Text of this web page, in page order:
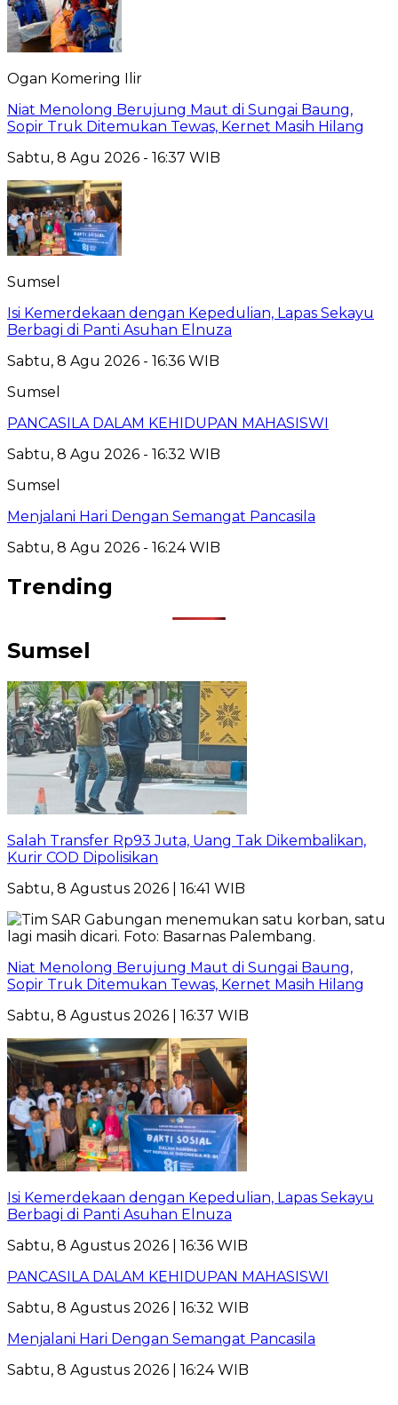
Ogan Komering Ilir
Niat Menolong Berujung Maut di Sungai Baung,
Sopir Truk Ditemukan Tewas, Kernet Masih Hilang
Sabtu, 8 Agu 2026 - 16:37 WIB
Sumsel
Isi Kemerdekaan dengan Kepedulian, Lapas Sekayu
Berbagi di Panti Asuhan Elnuza
Sabtu, 8 Agu 2026 - 16:36 WIB
Sumsel
PANCASILA DALAM KEHIDUPAN MAHASISWI
Sabtu, 8 Agu 2026 - 16:32 WIB
Sumsel
Menjalani Hari Dengan Semangat Pancasila
Sabtu, 8 Agu 2026 - 16:24 WIB
Trending
Sumsel
Salah Transfer Rp93 Juta, Uang Tak Dikembalikan,
Kurir COD Dipolisikan
Sabtu, 8 Agustus 2026 | 16:41 WIB
Niat Menolong Berujung Maut di Sungai Baung,
Sopir Truk Ditemukan Tewas, Kernet Masih Hilang
Sabtu, 8 Agustus 2026 | 16:37 WIB
Isi Kemerdekaan dengan Kepedulian, Lapas Sekayu
Berbagi di Panti Asuhan Elnuza
Sabtu, 8 Agustus 2026 | 16:36 WIB
PANCASILA DALAM KEHIDUPAN MAHASISWI
Sabtu, 8 Agustus 2026 | 16:32 WIB
Menjalani Hari Dengan Semangat Pancasila
Sabtu, 8 Agustus 2026 | 16:24 WIB